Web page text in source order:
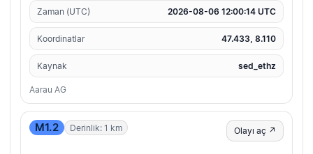
Zaman (UTC) 2026-08-06 12:00:14 UTC
Koordinatlar 47.433, 8.110
Kaynak sed_ethz
Aarau AG
M1.2 Derinlik: 1 km Olayı aç ↗